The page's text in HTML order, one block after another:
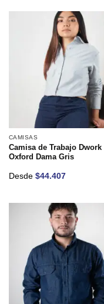
CAMISAS
Camisa de Trabajo Dwork
Oxford Dama Gris
Desde $44.407